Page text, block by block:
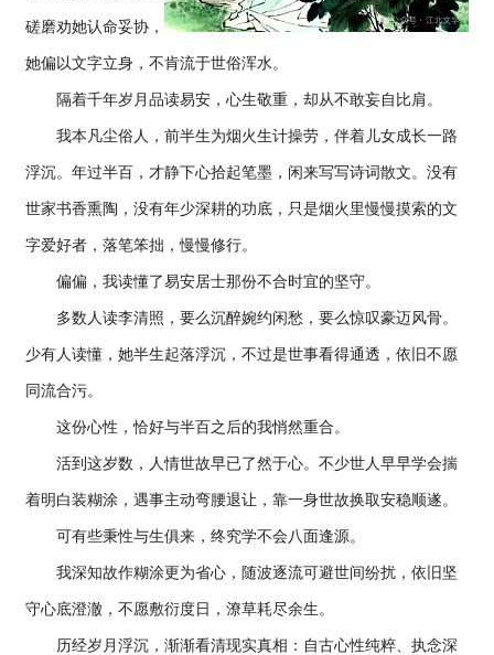
磋磨劝她认命妥协，
她偏以文字立身，不肯流于世俗浑水。
隔着千年岁月品读易安，心生敬重，却从不敢妄自比肩。
我本凡尘俗人，前半生为烟火生计操劳，伴着儿女成长一路
浮沉。年过半百，才静下心拾起笔墨，闲来写写诗词散文。没有
世家书香熏陶，没有年少深耕的功底，只是烟火里慢慢摸索的文
字爱好者，落笔笨拙，慢慢修行。
偏偏，我读懂了易安居士那份不合时宜的坚守。
多数人读李清照，要么沉醉婉约闲愁，要么惊叹豪迈风骨。
少有人读懂，她半生起落浮沉，不过是世事看得通透，依旧不愿
同流合污。
这份心性，恰好与半百之后的我悄然重合。
活到这岁数，人情世故早已了然于心。不少世人早早学会揣
着明白装糊涂，遇事主动弯腰退让，靠一身世故换取安稳顺遂。
可有些秉性与生俱来，终究学不会八面逢源。
我深知故作糊涂更为省心，随波逐流可避世间纷扰，依旧坚
守心底澄澈，不愿敷衍度日，潦草耗尽余生。
历经岁月浮沉，渐渐看清现实真相：自古心性纯粹、执念深